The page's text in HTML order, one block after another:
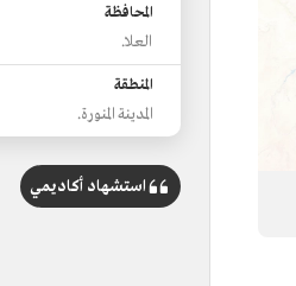
المحافظة
العلا.
المنطقة
المدينة المنورة.
استشهاد أكاديمي